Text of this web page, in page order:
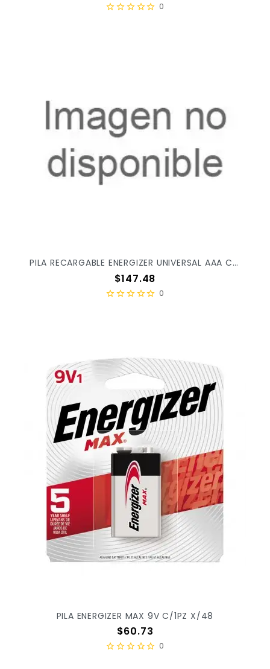
0
PILA RECARGABLE ENERGIZER UNIVERSAL AAA C/2PZ X/36
Precio
$147.48
0
PILA ENERGIZER MAX 9V C/1PZ X/48
Precio
$60.73
0